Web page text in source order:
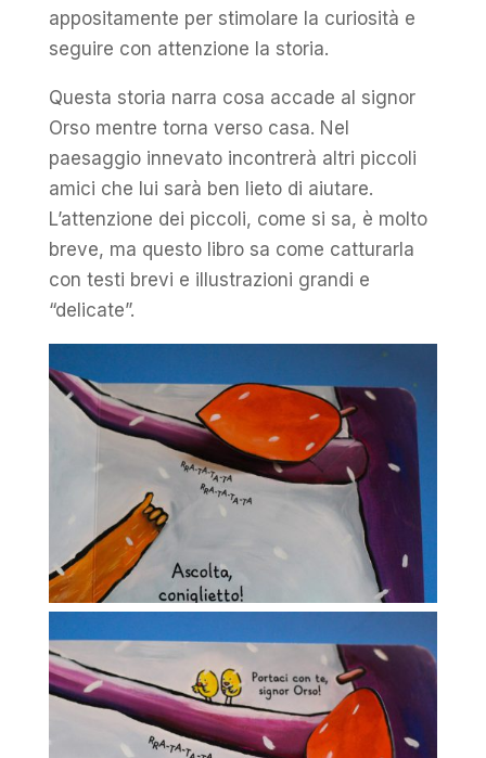
appositamente per stimolare la curiosità e
seguire con attenzione la storia.
Questa storia narra cosa accade al signor
Orso mentre torna verso casa. Nel
paesaggio innevato incontrerà altri piccoli
amici che lui sarà ben lieto di aiutare.
L’attenzione dei piccoli, come si sa, è molto
breve, ma questo libro sa come catturarla
con testi brevi e illustrazioni grandi e
“delicate”.